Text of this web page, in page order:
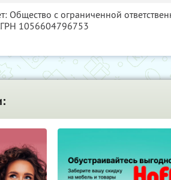
Общество с ограниченной
1056604796753